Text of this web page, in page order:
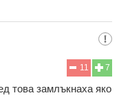
7
11
това замлъкнаха яко